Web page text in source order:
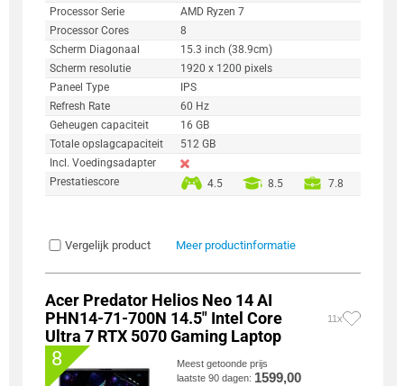
Processor Serie
AMD Ryzen 7
Processor Cores
8
Scherm Diagonaal
15.3 inch (38.9cm)
Scherm resolutie
1920 x 1200 pixels
Paneel Type
IPS
Refresh Rate
60 Hz
Geheugen capaciteit
16 GB
Totale opslagcapaciteit
512 GB
Incl. Voedingsadapter
Prestatiescore
4.5 8.5 7.8
Vergelijk product Meer productinformatie
Acer Predator Helios Neo 14 AI
PHN14-71-700N 14.5" Intel Core
Ultra 7 RTX 5070 Gaming Laptop
11x
8
Meest getoonde prijs
laatste 90 dagen: 1599,00